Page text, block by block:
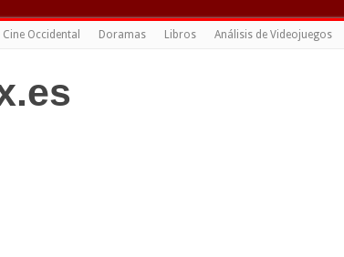
Cine Occidental Doramas Libros Análisis de Videojuegos